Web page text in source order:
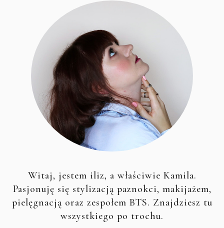
Witaj, jestem iliz, a właściwie Kamila.
Pasjonuję się stylizacją paznokci, makijażem,
pielęgnacją oraz zespołem BTS. Znajdziesz tu
wszystkiego po trochu.